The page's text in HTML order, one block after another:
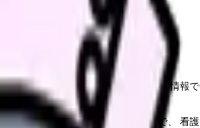
資格、転職時の確認ポイントを公的情報で
業保健スタッフ（HE1）。
師国家試験の合格と免許が必要で、 看